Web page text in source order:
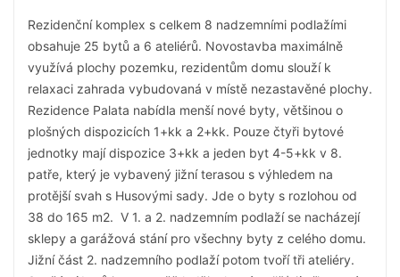
Rezidenční komplex s celkem 8 nadzemními podlažími
obsahuje 25 bytů a 6 ateliérů. Novostavba maximálně
využívá plochy pozemku, rezidentům domu slouží k
relaxaci zahrada vybudovaná v místě nezastavěné plochy.
Rezidence Palata nabídla menší nové byty, většinou o
plošných dispozicích 1+kk a 2+kk. Pouze čtyři bytové
jednotky mají dispozice 3+kk a jeden byt 4-5+kk v 8.
patře, který je vybavený jižní terasou s výhledem na
protější svah s Husovými sady. Jde o byty s rozlohou od
38 do 165 m2. V 1. a 2. nadzemním podlaží se nacházejí
sklepy a garážová stání pro všechny byty z celého domu.
Jižní část 2. nadzemního podlaží potom tvoří tři ateliéry.